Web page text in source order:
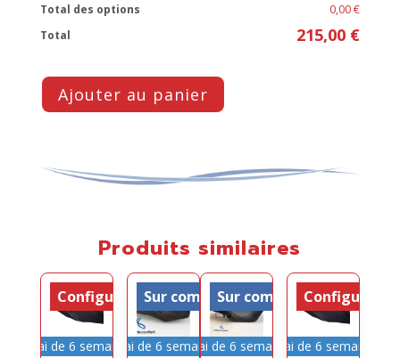
Total des options
0,00 €
Total
215,00 €
Ajouter au panier
Produits similaires
Configurable
Délai de 6 semaines
Sur commande
Délai de 6 semaines
Sur commande
Délai de 6 semaines
Configurable
Délai de 6 semaines